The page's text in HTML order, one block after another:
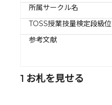
所属サークル名
TOSS授業技量検定段級位
参考文献
1 お札を見せる